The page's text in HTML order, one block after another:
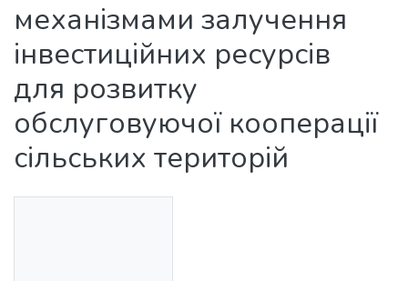
механізмами залучення
інвестиційних ресурсів
для розвитку
обслуговуючої кооперації
сільських територій